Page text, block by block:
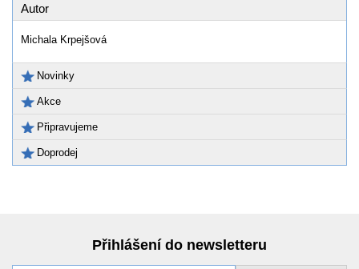
Autor
Michala Krpejšová
Novinky
Akce
Připravujeme
Doprodej
Přihlášení do newsletteru